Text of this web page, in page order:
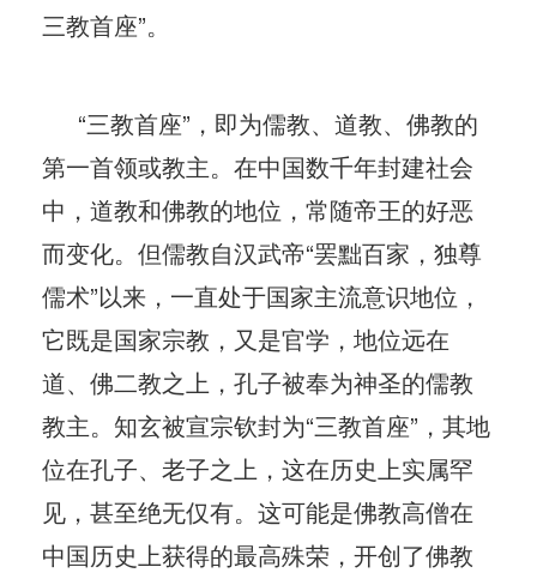
三教首座”。
“三教首座”，即为儒教、道教、佛教的
第一首领或教主。在中国数千年封建社会
中，道教和佛教的地位，常随帝王的好恶
而变化。但儒教自汉武帝“罢黜百家，独尊
儒术”以来，一直处于国家主流意识地位，
它既是国家宗教，又是官学，地位远在
道、佛二教之上，孔子被奉为神圣的儒教
教主。知玄被宣宗钦封为“三教首座”，其地
位在孔子、老子之上，这在历史上实属罕
见，甚至绝无仅有。这可能是佛教高僧在
中国历史上获得的最高殊荣，开创了佛教